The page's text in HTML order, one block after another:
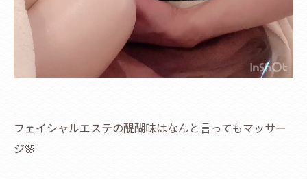
フェイシャルエステの醍醐味はなんと言ってもマッサー
ジ🌸